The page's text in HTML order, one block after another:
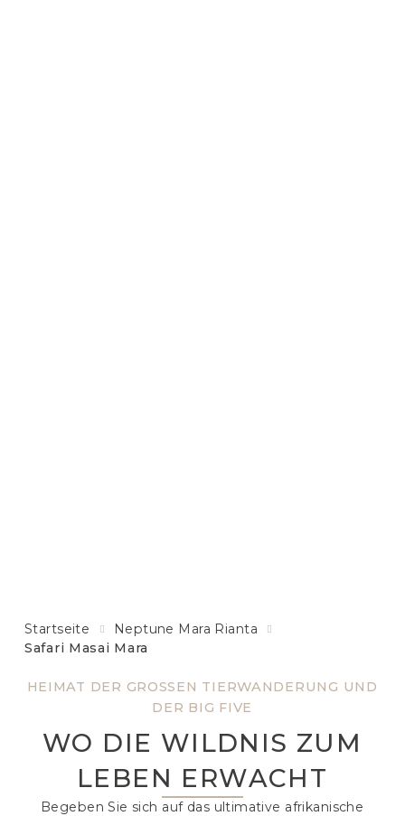
HEIMAT DER GROSSEN TIERWANDERUNG UND
DER BIG FIVE
WO DIE WILDNIS ZUM
LEBEN ERWACHT
Begeben Sie sich auf das ultimative afrikanische
Startseite
Neptune Mara Rianta
Safari Masai Mara